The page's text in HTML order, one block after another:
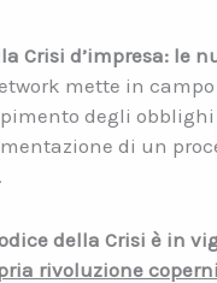
Crisi d’impresa: le
mette in
degli
di un
della Crisi è in
rivoluzione